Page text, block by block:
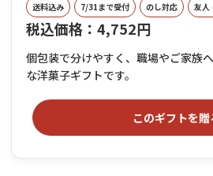
送料込み 7/31まで受付 のし対応 友人
税込価格：4,752円
個包装で分けやすく、職場やご家族
な洋菓子ギフトです。
このギフトを贈